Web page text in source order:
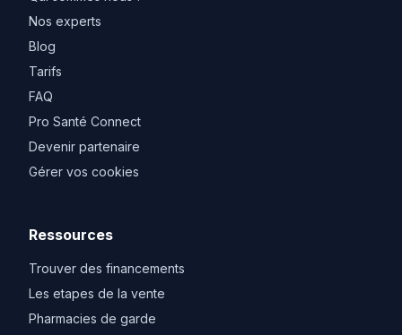
Nos experts
Blog
Tarifs
FAQ
Pro Santé Connect
Devenir partenaire
Gérer vos cookies
Ressources
Trouver des financements
Les etapes de la vente
Pharmacies de garde